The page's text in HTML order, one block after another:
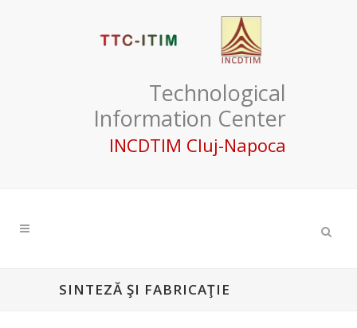
Technological
Information Center
INCDTIM Cluj-Napoca
SINTEZĂ ŞI FABRICAŢIE